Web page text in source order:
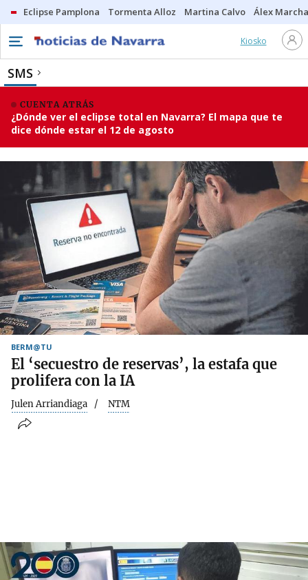
Eclipse Pamplona Tormenta Alloz Martina Calvo Álex
Kiosko
SMS
CUENTA ATRÁS
¿Dónde ver el eclipse total en Navarra? El mapa que te
dice dónde estar el 12 de agosto
BERM@TU
El ‘secuestro de reservas’, la estafa que
prolifera con la IA
Julen Arriandiaga NTM